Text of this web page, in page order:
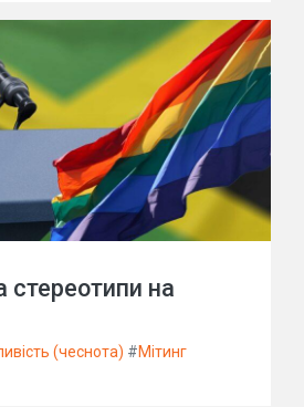
стереотипи на
(чеснота) #Мітинг